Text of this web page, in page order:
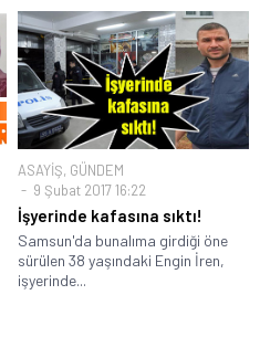
ASAYİŞ, GÜNDEM
9 Şubat 2017 16:22
İşyerinde kafasına sıktı!
Samsun'da bunalıma girdiği öne
sürülen 38 yaşındaki Engin İren,
işyerinde...